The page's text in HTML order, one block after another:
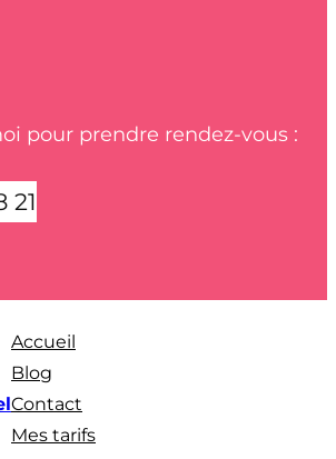
pour prendre rendez-vous :
21
Accueil
Blog
Contact
Mes tarifs